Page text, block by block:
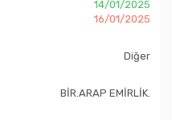
14/01/2025
16/01/2025
Diğer
BİR.ARAP EMİRLİK.